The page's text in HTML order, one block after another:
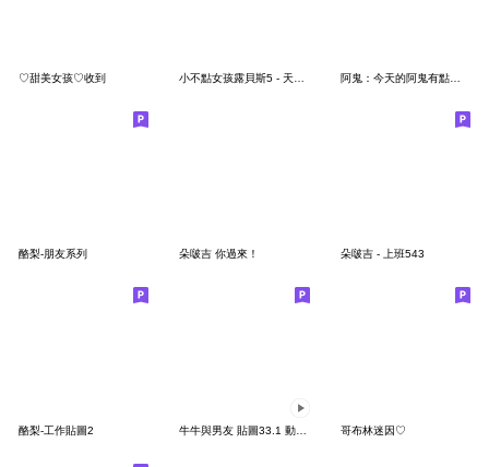
♡甜美女孩♡收到 阿鬼：今天的阿鬼有點嗆喔
酪梨-朋友系列 朵啵吉 你過來！ 朵啵吉 - 上班543
酪梨-工作貼圖2 哥布林迷因♡